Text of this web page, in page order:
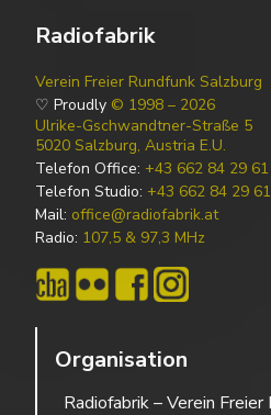
Radiofabrik
Verein Freier Rundfunk Salzburg
♡ Proudly © 1998 – 2026
Ulrike-Gschwandtner-Straße 5
5020 Salzburg, Austria E.U.
Telefon Office: +43 662 84 29 61
Telefon Studio: +43 662 84 29
Mail: office@radiofabrik.at
Radio: 107,5 & 97,3 MHz
Organisation
Radiofabrik – Verein